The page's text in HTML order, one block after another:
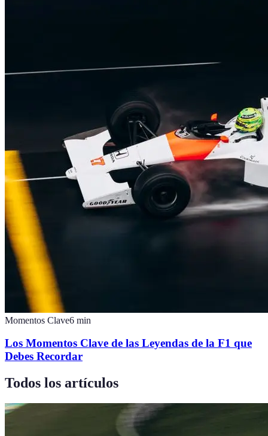
Momentos Clave6 min
Los Momentos Clave de las Leyendas de la F1 que
Debes Recordar
Todos los artículos